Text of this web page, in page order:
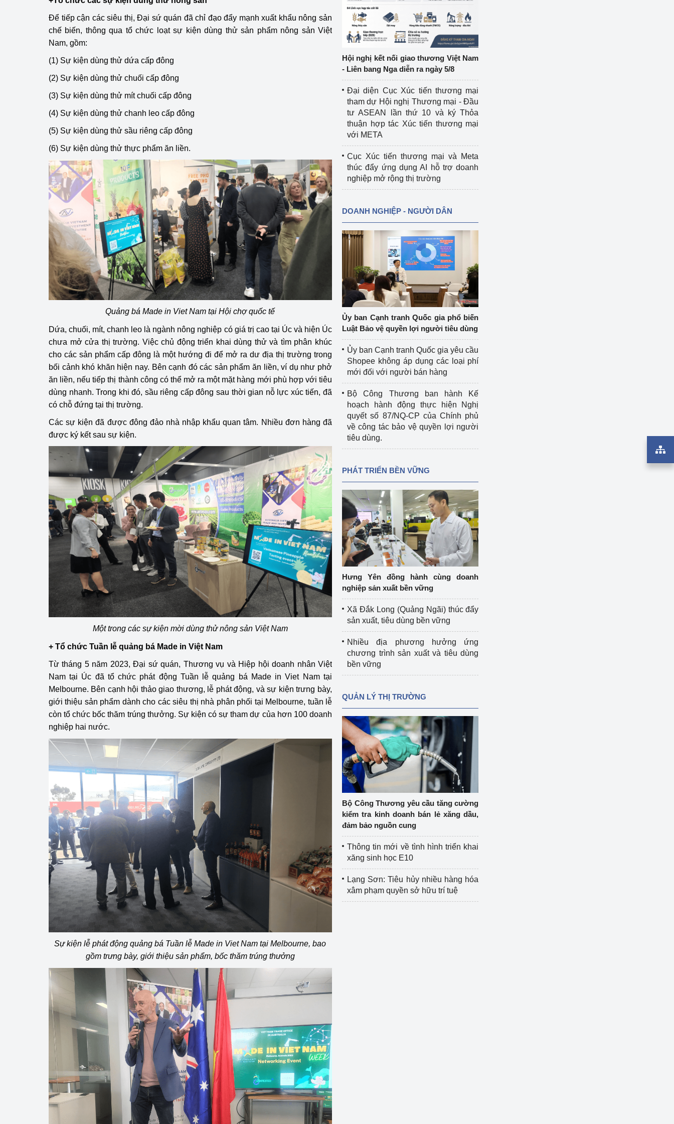
Phát triển công nghiệpCông nghiệp nền tảng
Để tiếp cận các siêu thị, Đại sứ quán đã chỉ đạo đẩy mạnh xuất khẩu nông sản
chế biến, thông qua tổ chức loạt sự kiện dùng thử sản phẩm nông sản Việt
Nam, gồm:
(1) Sự kiện dùng thử dứa cấp đông
(2) Sự kiện dùng thử chuối cấp đông
(3) Sự kiện dùng thử mít chuối cấp đông
(4) Sự kiện dùng thử chanh leo cấp đông
(5) Sự kiện dùng thử sầu riêng cấp đông
(6) Sự kiện dùng thử thực phẩm ăn liền.
Quảng bá Made in Viet Nam tại Hội chợ quốc tế
Dứa, chuối, mít, chanh leo là ngành nông nghiệp có giá trị cao tại Úc và hiện Úc
chưa mở cửa thị trường. Việc chủ động triển khai dùng thử và tìm phân khúc
cho các sản phẩm cấp đông là một hướng đi để mở ra dư địa thị trường trong
bối cảnh khó khăn hiện nay. Bên cạnh đó các sản phẩm ăn liền, ví dụ như phở
ăn liền, nếu tiếp thị thành công có thể mở ra một mặt hàng mới phù hợp với tiêu
dùng nhanh. Trong khi đó, sầu riêng cấp đông sau thời gian nỗ lực xúc tiến, đã
có chỗ đứng tại thị trường.
Các sự kiện đã được đông đảo nhà nhập khẩu quan tâm. Nhiều đơn hàng đã
được ký kết sau sự kiện.
Một trong các sự kiện mời dùng thử nông sản Việt Nam
+ Tổ chức Tuần lễ quảng bá Made in Việt Nam
Từ tháng 5 năm 2023, Đại sứ quán, Thương vụ và Hiệp hội doanh nhân Việt
Nam tại Úc đã tổ chức phát động Tuần lễ quảng bá Made in Viet Nam tại
Melbourne. Bên cạnh hội thảo giao thương, lễ phát động, và sự kiện trưng bày,
giới thiệu sản phẩm dành cho các siêu thị nhà phân phối tại Melbourne, tuần lễ
còn tổ chức bốc thăm trúng thưởng. Sự kiện có sự tham dự của hơn 100 doanh
nghiệp hai nước.
Sự kiện lễ phát động quảng bá Tuần lễ Made in Viet Nam tại Melbourne, bao
gồm trưng bày, giới thiệu sản phẩm, bốc thăm trúng thưởng
Hội nghị kết nối giao thương Việt Nam
- Liên bang Nga diễn ra ngày 5/8
Đại diện Cục Xúc tiến thương mại
tham dự Hội nghị Thương mại - Đầu
tư ASEAN lần thứ 10 và ký Thỏa
thuận hợp tác Xúc tiến thương mại
với META
Cục Xúc tiến thương mại và Meta
thúc đẩy ứng dụng AI hỗ trợ doanh
nghiệp mở rộng thị trường
DOANH NGHIỆP - NGƯỜI DÂN
Ủy ban Cạnh tranh Quốc gia phổ biến
Luật Bảo vệ quyền lợi người tiêu dùng
Ủy ban Cạnh tranh Quốc gia yêu cầu
Shopee không áp dụng các loại phí
mới đối với người bán hàng
Bộ Công Thương ban hành Kế
hoạch hành động thực hiện Nghị
quyết số 87/NQ-CP của Chính phủ
về công tác bảo vệ quyền lợi người
tiêu dùng.
PHÁT TRIỂN BỀN VỮNG
Hưng Yên đồng hành cùng doanh
nghiệp sản xuất bền vững
Xã Đắk Long (Quảng Ngãi) thúc đẩy
sản xuất, tiêu dùng bền vững
Nhiều địa phương hưởng ứng
chương trình sản xuất và tiêu dùng
bền vững
QUẢN LÝ THỊ TRƯỜNG
Bộ Công Thương yêu cầu tăng cường
kiểm tra kinh doanh bán lẻ xăng dầu,
đảm bảo nguồn cung
Thông tin mới về tình hình triển khai
xăng sinh học E10
Lạng Sơn: Tiêu hủy nhiều hàng hóa
xâm phạm quyền sở hữu trí tuệ